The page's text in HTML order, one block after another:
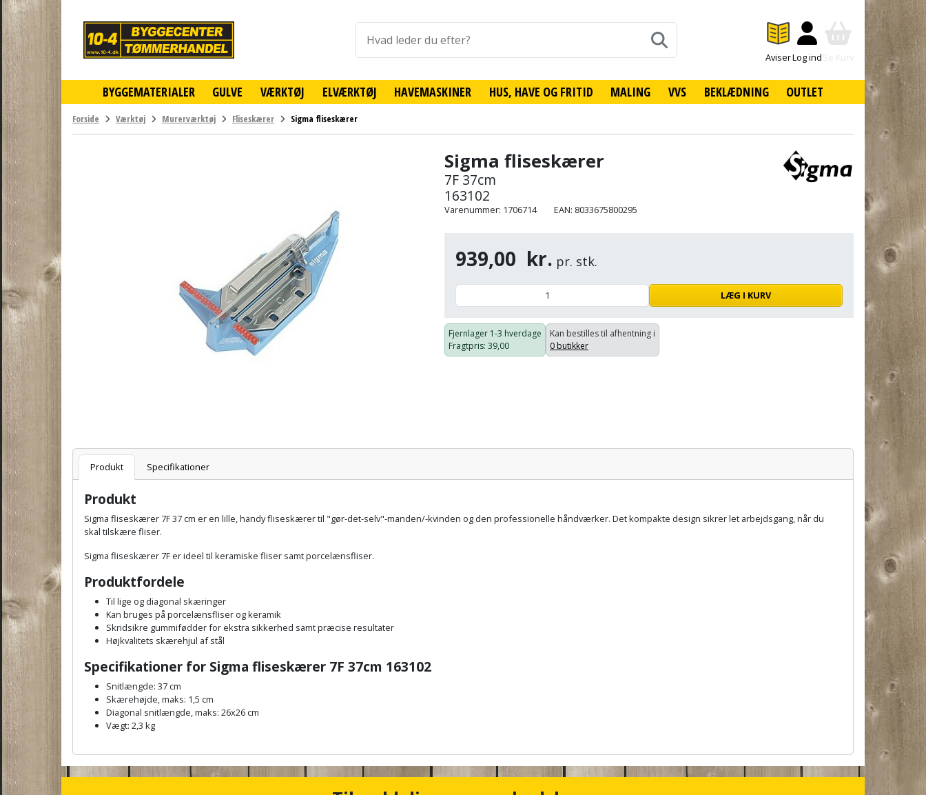
BYGGEMATERIALER GULVE VÆRKTØJ ELVÆRKTØJ HAVEMASKINER HUS, HAVE OG FRITID MALING VVS BEKLÆDNING OUTLET
online
byggemarked
og
tømmerhandel
-
AviserLog indSe Kurv
Forside Værktøj Murerværktøj Fliseskærer Sigma fliseskærer
Sigma fliseskærer
7F 37cm
163102
Varenummer: 1706714 EAN: 8033675800295
939,00 kr. pr. stk.
LÆG I KURV
Fjernlager 1-3 hverdage
Fragtpris: 39,00
Kan bestilles til afhentning i
0 butikker
Varenummer
Pris:
Produkt
Specifikationer
Produkt
Sigma fliseskærer 7F 37 cm er en lille, handy fliseskærer til "gør-det-selv"-manden/-kvinden og den professionelle håndværker. Det kompakte design sikrer let arbejdsgang, når du
skal tilskære fliser.
Sigma fliseskærer 7F er ideel til keramiske fliser samt porcelænsfliser.
Produktfordele
Til lige og diagonal skæringer
Kan bruges på porcelænsfliser og keramik
Skridsikre gummifødder for ekstra sikkerhed samt præcise resultater
Højkvalitets skærehjul af stål
Specifikationer for Sigma fliseskærer 7F 37cm 163102
Snitlængde: 37 cm
Skærehøjde, maks: 1,5 cm
Diagonal snitlængde, maks: 26x26 cm
Vægt: 2,3 kg
c